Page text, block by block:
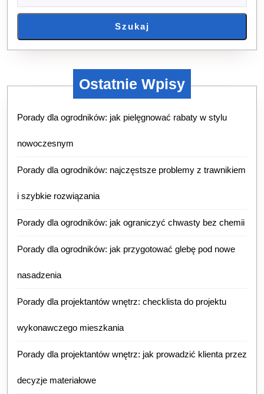
Szukaj
Ostatnie Wpisy
Porady dla ogrodników: jak pielęgnować rabaty w stylu
nowoczesnym
Porady dla ogrodników: najczęstsze problemy z trawnikiem
i szybkie rozwiązania
Porady dla ogrodników: jak ograniczyć chwasty bez chemii
Porady dla ogrodników: jak przygotować glebę pod nowe
nasadzenia
Porady dla projektantów wnętrz: checklista do projektu
wykonawczego mieszkania
Porady dla projektantów wnętrz: jak prowadzić klienta przez
decyzje materiałowe